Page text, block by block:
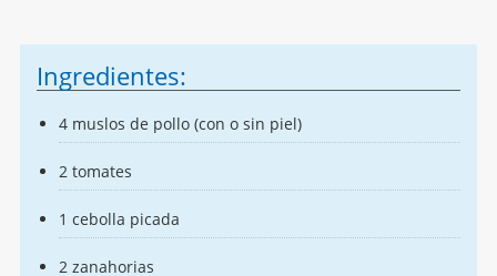
Ingredientes:
4 muslos de pollo (con o sin piel)
2 tomates
1 cebolla picada
2 zanahorias